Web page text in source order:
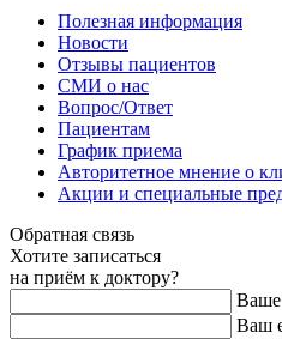
Полезная информация
Новости
Отзывы пациентов
СМИ о нас
Вопрос/Ответ
Пациентам
График приема
Авторитетное мнение о
Акции и специальные
Обратная связь
Хотите записаться
на приём к доктору?
Ваш